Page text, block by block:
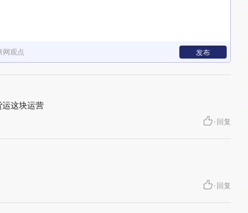
网观点 发布
这块运营
· 回复
· 回复